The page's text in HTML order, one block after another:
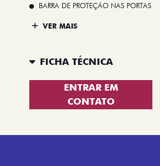
BARRA DE PROTEÇÃO NAS PORTAS
VER MAIS
FICHA TÉCNICA
ENTRAR EM
CONTATO